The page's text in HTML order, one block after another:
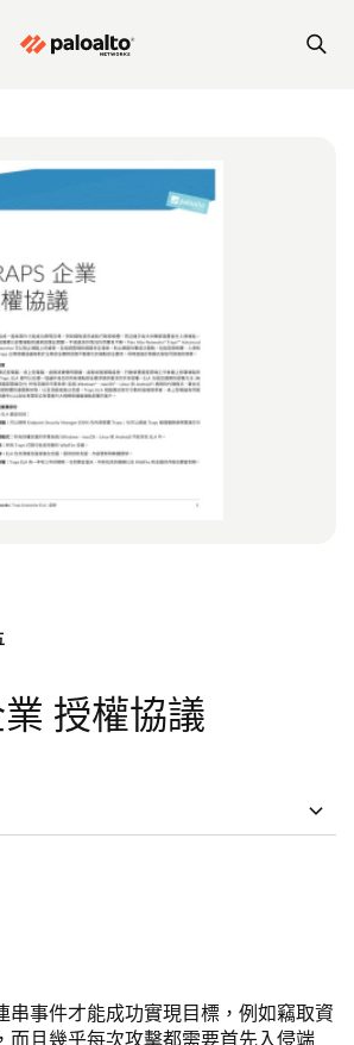
授權協議
串事件才能成功實現目標，例如竊取資
而且幾乎每次攻擊都需要首先入侵端